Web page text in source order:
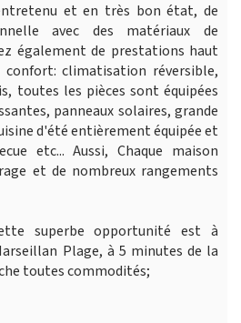
et en très bon état, de
avec des matériaux de
également de prestations haut
climatisation réversible,
toutes les pièces sont équipées
panneaux solaires, grande
d'été entièrement équipée et
etc... Aussi, Chaque maison
et de nombreux rangements
superbe opportunité est à
Plage, à 5 minutes de la
toutes commodités;